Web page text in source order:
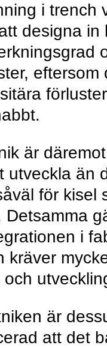
i trench
designa in
eftersom
är
utveckla än
för kisel
Detsamma
i
kräver
är
att det